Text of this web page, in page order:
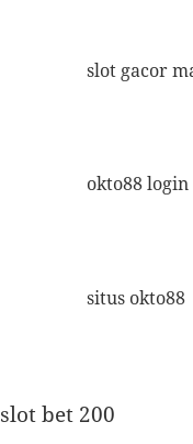
slot gacor
okto88 login
situs okto88
slot bet 200